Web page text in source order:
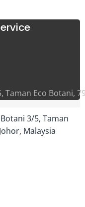
Taman Eco Botani,
3/5, Taman
Malaysia